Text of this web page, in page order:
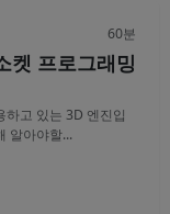
60분
켓 프로그래밍
고 있는 3D 엔진입
알아야할...